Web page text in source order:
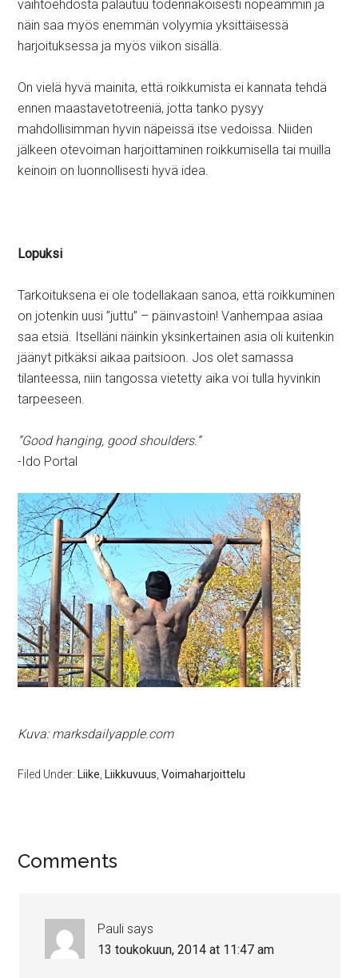
vaihtoehdosta palautuu todennäköisesti nopeammin ja
näin saa myös enemmän volyymia yksittäisessä
harjoituksessa ja myös viikon sisällä.
On vielä hyvä mainita, että roikkumista ei kannata tehdä
ennen maastavetotreeniä, jotta tanko pysyy
mahdollisimman hyvin näpeissä itse vedoissa. Niiden
jälkeen otevoiman harjoittaminen roikkumisella tai muilla
keinoin on luonnollisesti hyvä idea.
Lopuksi
Tarkoituksena ei ole todellakaan sanoa, että roikkuminen
on jotenkin uusi ”juttu” – päinvastoin! Vanhempaa asiaa
saa etsiä. Itselläni näinkin yksinkertainen asia oli kuitenkin
jäänyt pitkäksi aikaa paitsioon. Jos olet samassa
tilanteessa, niin tangossa vietetty aika voi tulla hyvinkin
tarpeeseen.
”Good hanging, good shoulders.”
-Ido Portal
Kuva: marksdailyapple.com
Filed Under: Liike Liikkuvuus ,Voimaharjoittelu
Comments
Pauli says
13 toukokuun, 2014 at 11:47 am